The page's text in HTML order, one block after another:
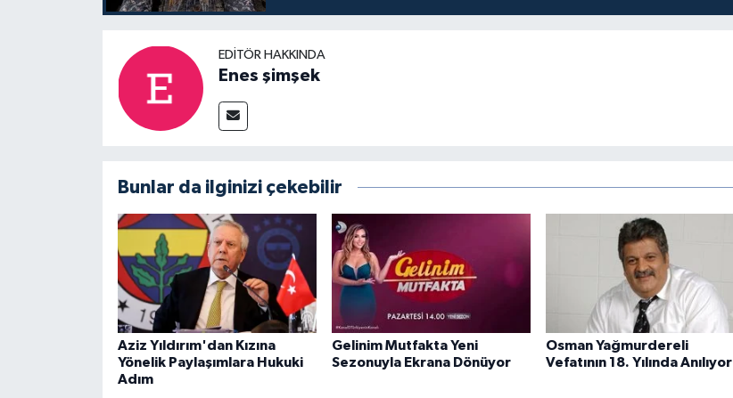
EDITÖR HAKKINDA
Enes şimşek
Bunlar da ilginizi çekebilir
Aziz Yıldırım'dan Kızına
Yönelik Paylaşımlara Hukuki
Adım
Gelinim Mutfakta Yeni
Sezonuyla Ekrana Dönüyor
Osman Yağmurdereli
Vefatının 18. Yılında Anılıyor